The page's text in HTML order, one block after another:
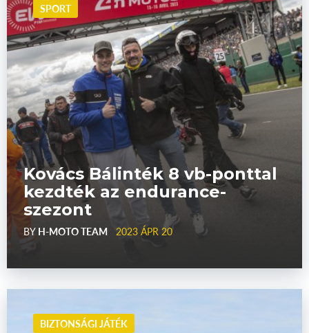
SPORT
Kovács Bálinték 8 vb-ponttal
kezdték az endurance-
szezont
BY H-MOTO TEAM 2023 ÁPR 20
BIZTONSÁGI JÁTÉK